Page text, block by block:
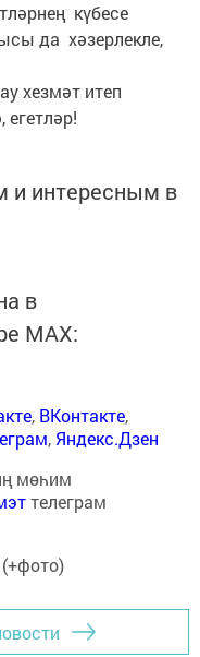
күбесе
да хәзерлекле,
хезмәт итеп
и интересным в
в
MАХ:
, ВКонтакте,
, Яндекс.Дзен
мөһим
телеграм